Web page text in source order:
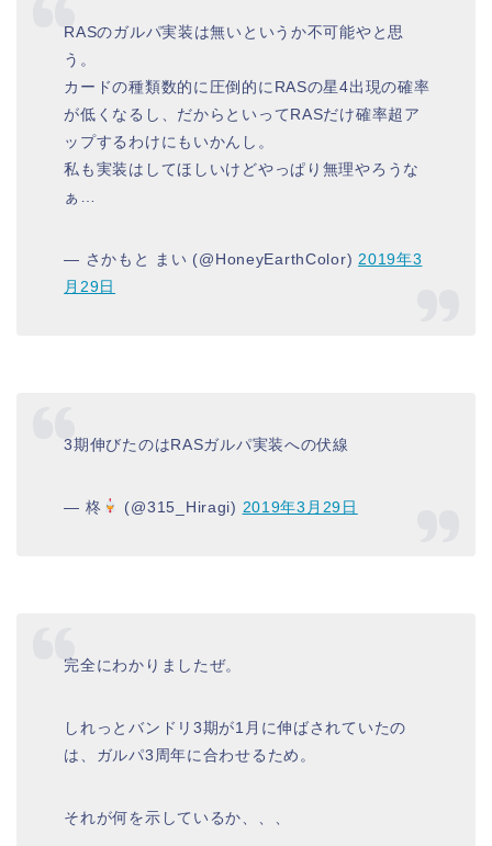
RASのガルパ実装は無いというか不可能やと思
う。
カードの種類数的に圧倒的にRASの星4出現の確率
が低くなるし、だからといってRASだけ確率超ア
ップするわけにもいかんし。
私も実装はしてほしいけどやっぱり無理やろうな
ぁ…
— さかもと まい (@HoneyEarthColor)2019年3
月29日
3期伸びたのはRASガルパ実装への伏線
— 柊 (@315_Hiragi) 2019年3月29日
完全にわかりましたぜ。
しれっとバンドリ3期が1月に伸ばされていたの
は、ガルパ3周年に合わせるため。
それが何を示しているか、、、